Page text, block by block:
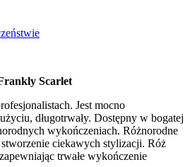
Scarlet
Jest mocno
długotrwały. Dostępny w bogatej
wykończeniach. Różnorodne
ciekawych stylizacji. Róż
trwałe wykończenie